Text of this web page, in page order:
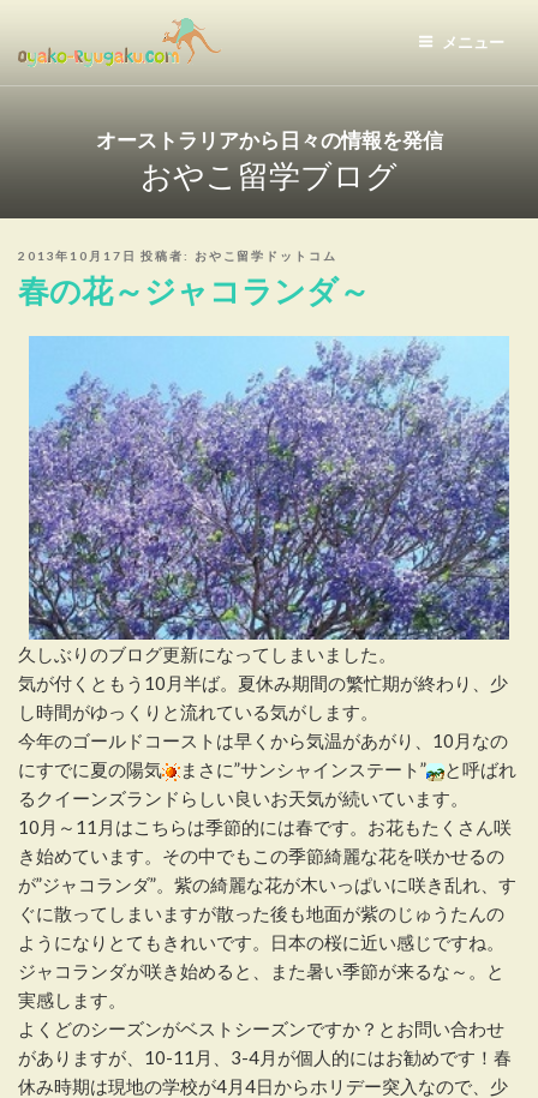
キ
おやこ留学ドットコム
メニュー
オーストラリアから日々の情報を発信
おやこ留学ブログ
投
日:
2013年10月17日 投稿者: おやこ留学ドットコム
春の花～ジャコランダ～
久しぶりのブログ更新になってしまいました。
気が付くともう10月半ば。夏休み期間の繁忙期が終わり、少
し時間がゆっくりと流れている気がします。
今年のゴールドコーストは早くから気温があがり、10月なの
にすでに夏の陽気
まさに”サンシャインステート”
と呼ばれ
るクイーンズランドらしい良いお天気が続いています。
10月～11月はこちらは季節的には春です。お花もたくさん咲
き始めています。その中でもこの季節綺麗な花を咲かせるの
が”ジャコランダ”。紫の綺麗な花が木いっぱいに咲き乱れ、す
ぐに散ってしまいますが散った後も地面が紫のじゅうたんの
ようになりとてもきれいです。日本の桜に近い感じですね。
ジャコランダが咲き始めると、また暑い季節が来るな～。と
実感します。
よくどのシーズンがベストシーズンですか？とお問い合わせ
がありますが、10-11月、3-4月が個人的にはお勧めです！春
休み時期は現地の学校が4月4日からホリデー突入なので、少